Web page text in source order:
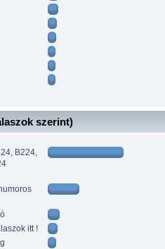
szerint)
B224,
itt !